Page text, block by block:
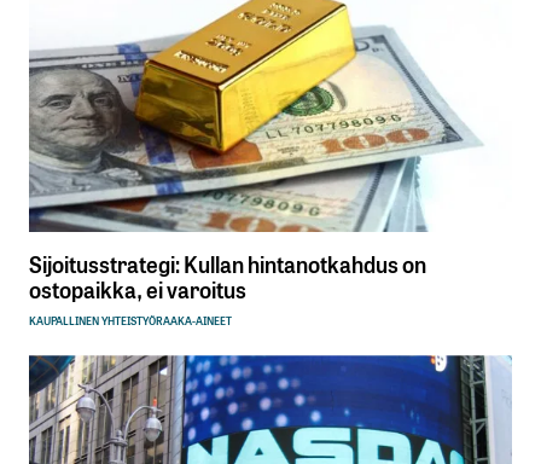
Sijoitusstrategi: Kullan hintanotkahdus on
ostopaikka, ei varoitus
KAUPALLINEN YHTEISTYÖRAAKA-AINEET